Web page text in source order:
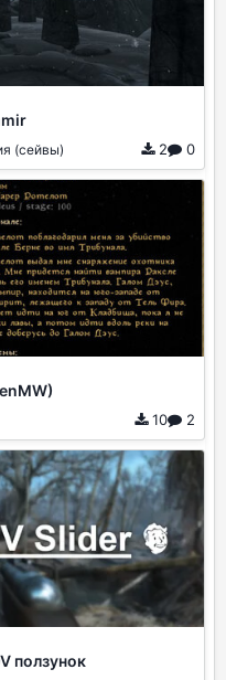
(сейвы) 2 0
10 2
ползунок